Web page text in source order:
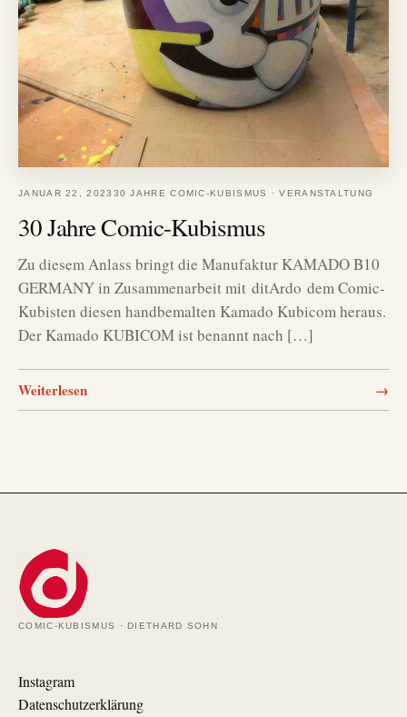
JANUAR 22, 2023 30 JAHRE COMIC-KUBISMUS ·VERANSTALTUNG
30 Jahre Comic-Kubismus
Zu diesem Anlass bringt die Manufaktur KAMADO B10
GERMANY in Zusammenarbeit mit ditArdo dem Comic-
Kubisten diesen handbemalten Kamado Kubicom heraus.
Der Kamado KUBICOM ist benannt nach […]
Weiterlesen →
COMIC-KUBISMUS · DIETHARD SOHN
Instagram
Datenschutzerklärung